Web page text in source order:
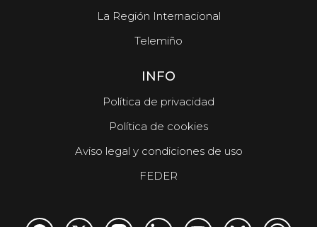
La Región Internacional
Telemiño
INFO
Política de privacidad
Política de cookies
Aviso legal y condiciones de uso
FEDER